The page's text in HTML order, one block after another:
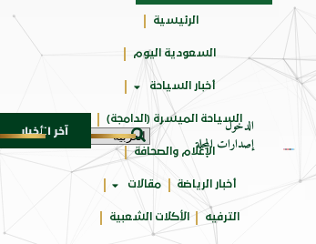
جائزتي
أوسكار
الدخول
إصدارات المجلة
الرئيسية
السعودية اليوم
أخبار السياحة
السياحة الميسرة (الدامجة)
الإعلام والصحافة
أخبار الرياضة مقالات
الترفيه الأكلات الشعبية
آخر الأخبار
الجزيرة التي تُصالح البحر: قرقنة